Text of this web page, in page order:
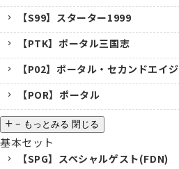
【S99】スターター1999
【PTK】ポータル三国志
【P02】ポータル・セカンドエイジ
【POR】ポータル
− もっとみる 閉じる
基本セット
【SPG】スペシャルゲスト(FDN)